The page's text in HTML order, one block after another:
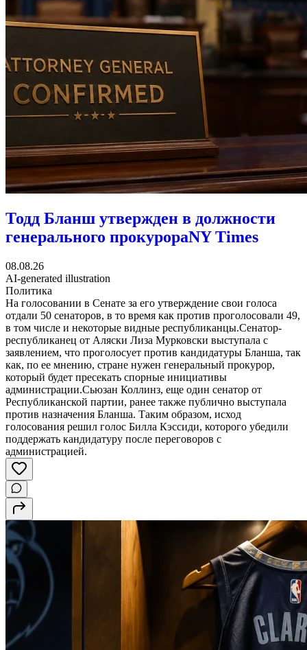
Тодд Бланш утвержден в должности
генерального прокурораNY Times
08.08.26
AI-generated illustration
Политика
На голосовании в Сенате за его утверждение свои голоса
отдали 50 сенаторов, в то время как против проголосовали 49,
в том числе и некоторые видные республиканцы.Сенатор-
республиканец от Аляски Лиза Мурковски выступала с
заявлением, что проголосует против кандидатуры Бланша, так
как, по ее мнению, стране нужен генеральный прокурор,
который будет пресекать спорные инициативы
администрации.Сьюзан Коллинз, еще один сенатор от
Республиканской партии, ранее также публично выступала
против назначения Бланша. Таким образом, исход
голосования решил голос Билла Кэссиди, которого убедили
поддержать кандидатуру после переговоров с
администрацией.